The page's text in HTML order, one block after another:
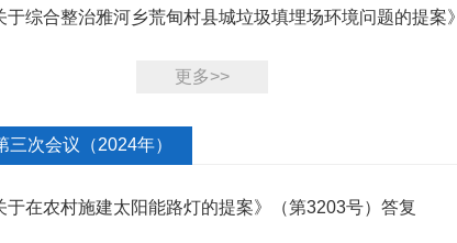
综合整治雅河乡荒甸村县城垃圾填埋场环境问题的提案》
更多>>
次会议（2024年）
在农村施建太阳能路灯的提案》（第3203号）答复